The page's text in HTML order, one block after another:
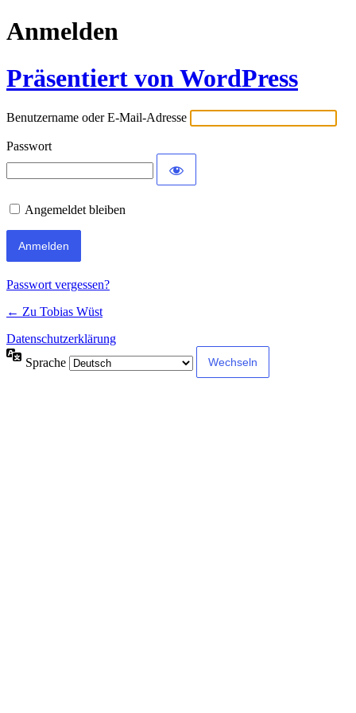
Anmelden
Präsentiert von WordPress
Benutzername oder E-Mail-Adresse
Passwort
Angemeldet bleiben
Passwort vergessen?
← Zu Tobias Wüst
Datenschutzerklärung
Sprache